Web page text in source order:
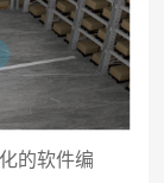
的软件编